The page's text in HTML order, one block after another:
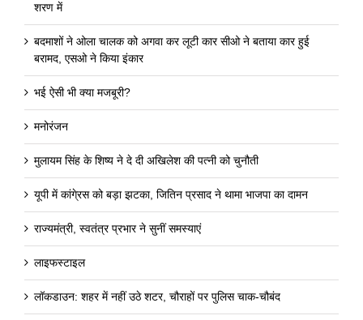
शरण में
बदमाशों ने ओला चालक को अगवा कर लूटी कार सीओ ने बताया कार हुई
बरामद, एसओ ने किया इंकार
भई ऐसी भी क्या मजबूरी?
मनोरंजन
मुलायम सिंह के शिष्य ने दे दी अखिलेश की पत्नी को चुनौती
यूपी में कांगे्रस को बड़ा झटका, जितिन प्रसाद ने थामा भाजपा का दामन
राज्यमंत्री, स्वतंत्र प्रभार ने सुनीं समस्याएं
लाइफस्टाइल
लॉकडाउन: शहर में नहीं उठे शटर, चौराहों पर पुलिस चाक-चौबंद